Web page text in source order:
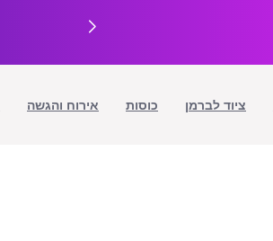
ציוד לברמן כוסות אירוח והגשה